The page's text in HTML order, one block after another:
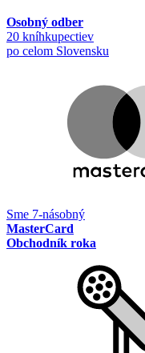
Osobný odber
20 kníhkupectiev
po celom Slovensku
Sme 7-násobný
MasterCard
Obchodník roka